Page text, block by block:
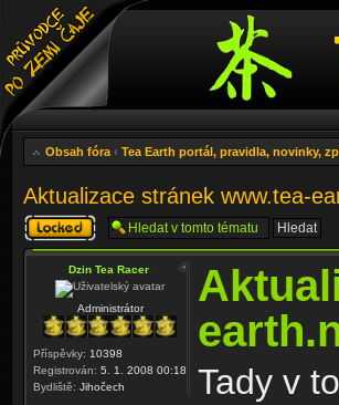
Obsah fóra ‹ Tea Earth portál, pravidla, novinky,
Aktualizace stránek www.tea-
Téma
uzamknuto
Dzin Tea Racer
Administrátor
Příspěvky: 10398
Registrován: 5. 1. 2008 00:18
Bydliště: Jihočech
Tady v